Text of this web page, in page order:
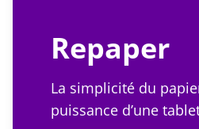
Repaper
La simplicité du
puissance d’une